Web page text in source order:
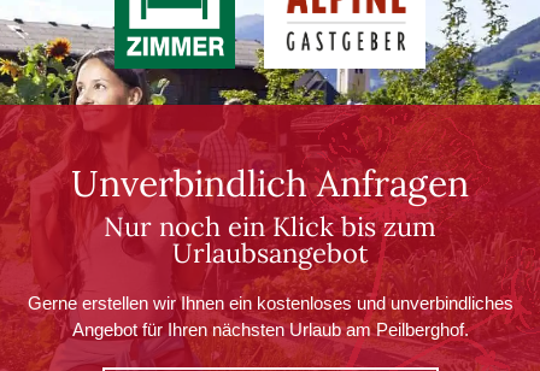
Unverbindlich Anfragen
Nur noch ein Klick bis zum
Urlaubsangebot
Gerne erstellen wir Ihnen ein kostenloses und unverbindliches
Angebot für Ihren nächsten Urlaub am Peilberghof.